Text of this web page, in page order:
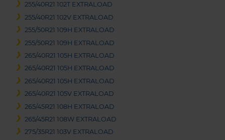
255/40R21 102T EXTRALOAD
255/40R21 102V EXTRALOAD
255/50R21 109H EXTRALOAD
255/50R21 109H EXTRALOAD
265/40R21 105H EXTRALOAD
265/40R21 105H EXTRALOAD
265/40R21 105H EXTRALOAD
265/40R21 105V EXTRALOAD
265/45R21 108H EXTRALOAD
265/45R21 108W EXTRALOAD
275/35R21 103V EXTRALOAD